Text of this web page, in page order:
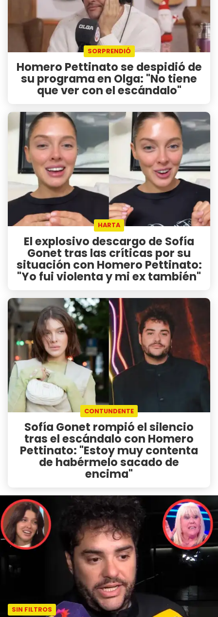
SORPRENDIÓ
Homero Pettinato se despidió de
su programa en Olga: "No tiene
que ver con el escándalo"
HARTA
El explosivo descargo de Sofía
Gonet tras las críticas por su
situación con Homero Pettinato:
"Yo fui violenta y mi ex también"
CONTUNDENTE
Sofía Gonet rompió el silencio
tras el escándalo con Homero
Pettinato: "Estoy muy contenta
de habérmelo sacado de
encima"
SIN FILTROS